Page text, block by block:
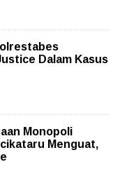
Dalam Kasus
Monopoli
Menguat,